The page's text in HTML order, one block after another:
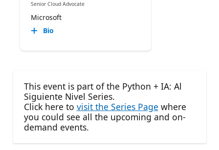
Senior Cloud Advocate
Microsoft
Bio
This event is part of the Python + IA: Al
Siguiente Nivel Series.
Click here to visit the Series Page where
you could see all the upcoming and on-
demand events.